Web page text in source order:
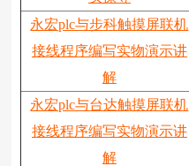
永宏plc与步科触摸屏联机
接线程序编写实物演示讲
解
永宏plc与台达触摸屏联机
接线程序编写实物演示讲
解